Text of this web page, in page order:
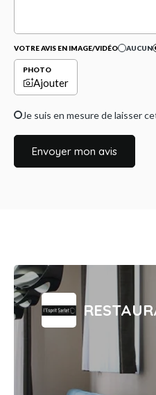
VOTRE AVIS EN IMAGE/VIDÉO AUCUN
PHOTO
Ajouter
Je suis en mesure de laisser
Envoyer mon avis